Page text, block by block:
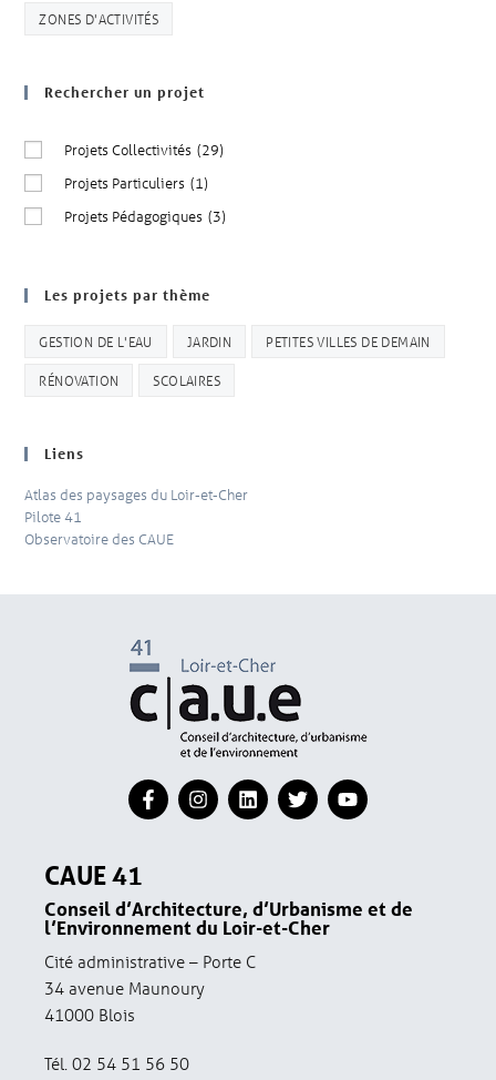
ZONES D'ACTIVITÉS
Rechercher un projet
Projets Collectivités (29)
Projets Particuliers (1)
Projets Pédagogiques (3)
Les projets par thème
GESTION DE L'EAU JARDIN PETITES VILLES DE DEMAIN
RÉNOVATION SCOLAIRES
Liens
Atlas des paysages du Loir-et-Cher
Pilote 41
Observatoire des CAUE
CAUE 41
Conseil d’Architecture, d’Urbanisme et de
l’Environnement du Loir-et-Cher
Cité administrative – Porte C
34 avenue Maunoury
41000 Blois
Tél. 02 54 51 56 50